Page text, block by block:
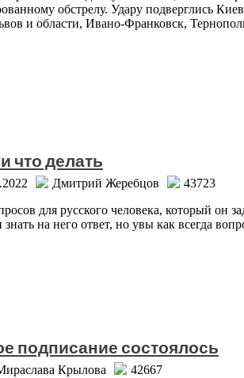
обстрелу. Удару подверглись
и области, Ивано-Франковск,
что делать
Дмитрий Жеребцов
43723
для русского человека, который он
на него ответ, но увы как всегда
подписание состоялось
Крылова
42667